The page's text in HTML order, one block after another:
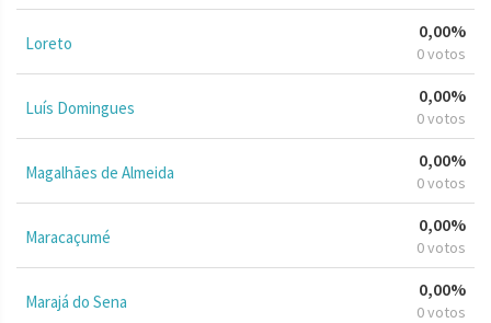
Loreto
0,00%
0 votos
Luís Domingues
0,00%
0 votos
Magalhães de Almeida
0,00%
0 votos
Maracaçumé
0,00%
0 votos
Marajá do Sena
0,00%
0 votos